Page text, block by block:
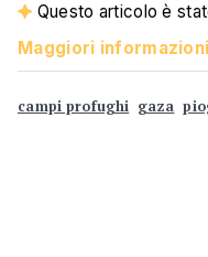
Questo articolo è
Maggiori informazioni
campi profughi gaza